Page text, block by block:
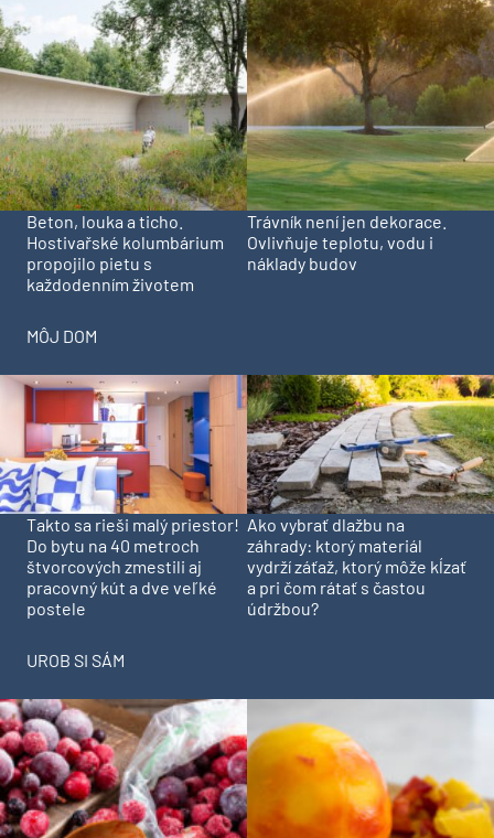
Beton, louka a ticho.
Hostivařské kolumbárium
propojilo pietu s
každodenním životem
Trávník není jen dekorace.
Ovlivňuje teplotu, vodu i
náklady budov
MÔJ DOM
Takto sa rieši malý priestor!
Do bytu na 40 metroch
štvorcových zmestili aj
pracovný kút a dve veľké
postele
Ako vybrať dlažbu na
záhrady: ktorý materiál
vydrží záťaž, ktorý môže kĺzať
a pri čom rátať s častou
údržbou?
UROB SI SÁM